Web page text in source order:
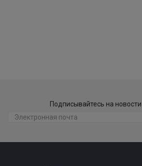
Подписывайтесь на